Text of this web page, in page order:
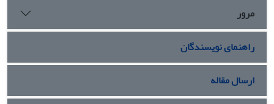
مرور
راهنمای نویسندگان
ارسال مقاله